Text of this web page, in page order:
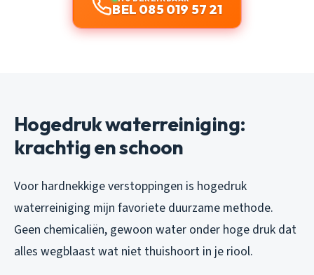
BEL 085 019 57 21
Hogedruk waterreiniging:
krachtig en schoon
Voor hardnekkige verstoppingen is hogedruk
waterreiniging mijn favoriete duurzame methode.
Geen chemicaliën, gewoon water onder hoge druk dat
alles wegblaast wat niet thuishoort in je riool.